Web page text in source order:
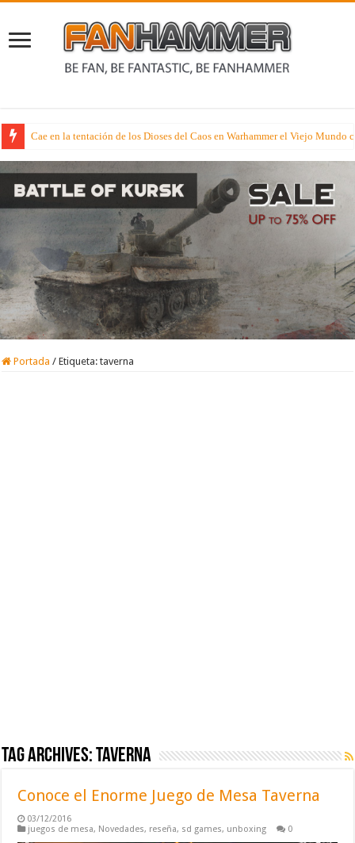
Cae en la tentación de los Dioses del Caos en Warhammer el Viejo Mundo
Portada / Etiqueta:taverna
Tag Archives:taverna
Conoce el Enorme Juego de Mesa Taverna
03/12/2016
juegos de mesa, Novedades, reseña, sd games, unboxing 0